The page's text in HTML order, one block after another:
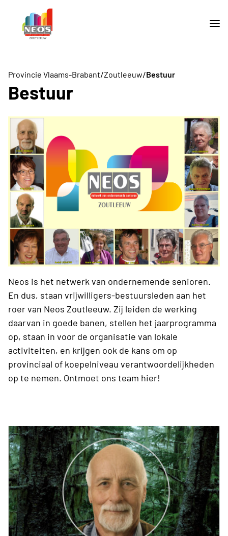
Provincie Vlaams-Brabant/Zoutleeuw/Bestuur
Bestuur
Neos is het netwerk van ondernemende senioren.
En dus, staan vrijwilligers-bestuursleden aan het
roer van Neos Zoutleeuw. Zij leiden de werking
daarvan in goede banen, stellen het jaarprogramma
op, staan in voor de organisatie van lokale
activiteiten, en krijgen ook de kans om op
provinciaal of koepelniveau verantwoordelijkheden
op te nemen. Ontmoet ons team hier!